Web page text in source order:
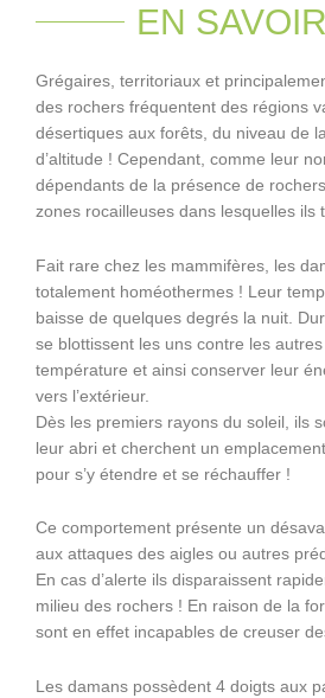
EN
Grégaires, territoriaux et
des rochers fréquentent des régions
désertiques aux forêts, du niveau de
d’altitude ! Cependant, comme leur
dépendants de la présence de
zones rocailleuses dans lesquelles ils
Fait rare chez les mammifères, les
totalement homéothermes ! Leur
baisse de quelques degrés la nuit.
se blottissent les uns contre les
température et ainsi conserver leur
vers l’extérieur.
Dès les premiers rayons du soleil, ils
leur abri et cherchent un
pour s’y étendre et se réchauffer !
Ce comportement présente un
aux attaques des aigles ou autres
En cas d’alerte ils disparaissent
milieu des rochers ! En raison de la
sont en effet incapables de creuser
Les damans possèdent 4 doigts aux